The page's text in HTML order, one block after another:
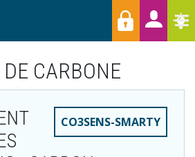
T
Menu
Raccourcis
CARBONE
CO3SENS-SMARTY